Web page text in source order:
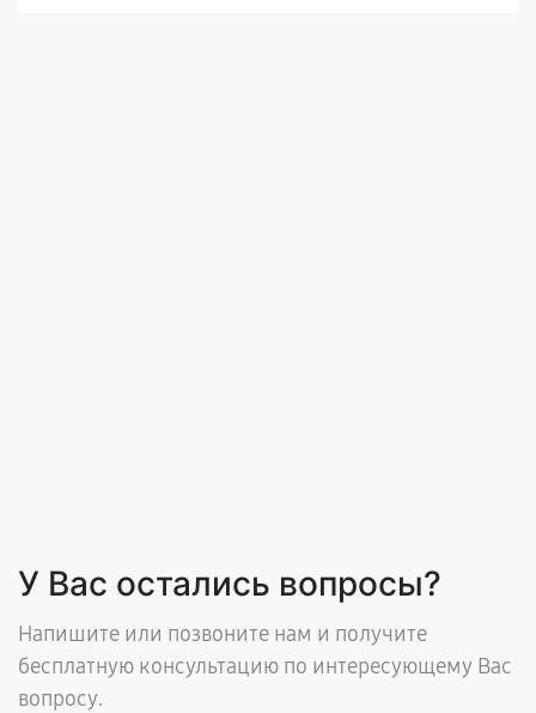
У Вас остались вопросы?
Напишите или позвоните нам и получите
бесплатную консультацию по интересующему Вас
вопросу.